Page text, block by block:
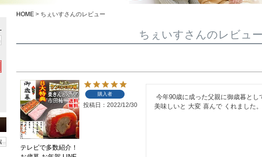
HOME ちぇいすさんのレビュー
ちぇいすさんのレビュー
テレビで多数紹介！
購入者
投稿日 2022/12/30
今年90歳に成った父親に御歳暮として 贈りました。
美味しいと 大変 喜んで くれました。